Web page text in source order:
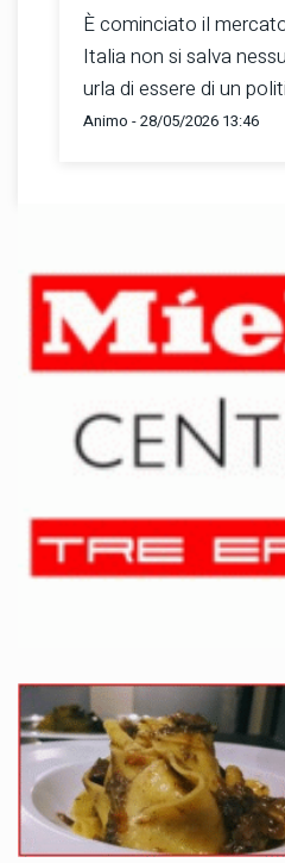
È cominciato il
Italia non si salva
urla di essere di un
Animo - 28/05/2026 13:46